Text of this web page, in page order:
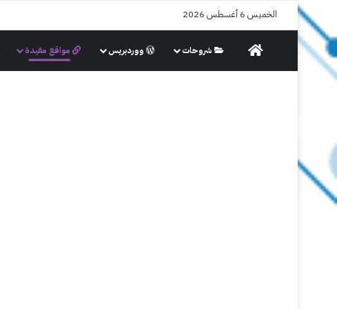
الخميس 6 أغسطس 2026
الرئيسية شروحات ووردبريس مواقع مفيدة